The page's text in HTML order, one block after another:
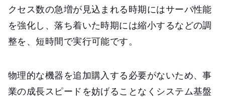
クセス数の急増が見込まれる時期にはサーバ性能
を強化し、落ち着いた時期には縮小するなどの調
整を、短時間で実行可能です。
物理的な機器を追加購入する必要がないため、事
業の成長スピードを妨げることなくシステム基盤